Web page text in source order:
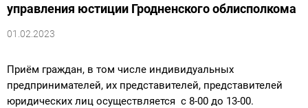
управления юстиции Гродненского облисполкома
01.02.2023
Приём граждан, в том числе индивидуальных
предпринимателей, их представителей, представителей
юридических лиц осуществляется с 8-00 до 13-00.